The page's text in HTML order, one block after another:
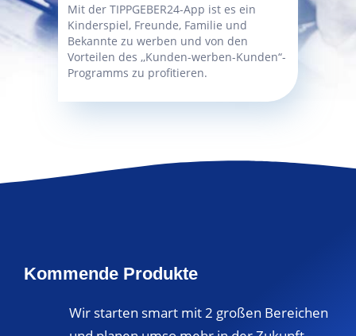
Mit der TIPPGEBER24-App ist es ein
Kinderspiel, Freunde, Familie und
Bekannte zu werben und von den
Vorteilen des ,,Kunden-werben-Kunden“-
Programms zu profitieren.
Kommende Produkte
Wir starten smart mit 2 großen Bereichen